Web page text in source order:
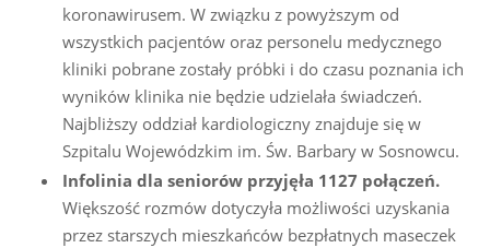
koronawirusem. W związku z powyższym od
wszystkich pacjentów oraz personelu medycznego
kliniki pobrane zostały próbki i do czasu poznania ich
wyników klinika nie będzie udzielała świadczeń.
Najbliższy oddział kardiologiczny znajduje się w
Szpitalu Wojewódzkim im. Św. Barbary w Sosnowcu.
Infolinia dla seniorów przyjęła 1127 połączeń.
Większość rozmów dotyczyła możliwości uzyskania
przez starszych mieszkańców bezpłatnych maseczek